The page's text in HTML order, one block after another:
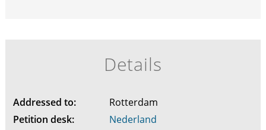
Details
Addressed to:
Rotterdam
Petition desk:
Nederland